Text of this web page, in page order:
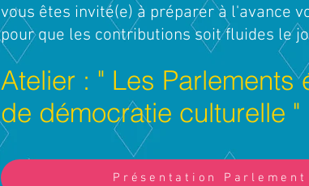
vous êtes invité(e) à préparer à l'avance
pour que les contributions soit fluides le
Atelier : " Les
de démocratie culturelle "
Présentation